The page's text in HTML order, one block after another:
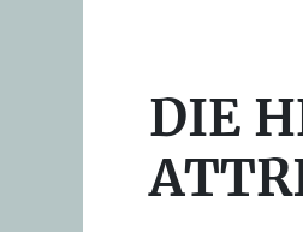
DIE